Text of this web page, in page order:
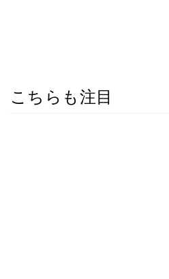
こちらも注目